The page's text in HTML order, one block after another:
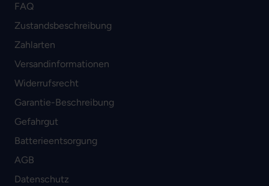
FAQ
Zustandsbeschreibung
Zahlarten
Versandinformationen
Widerrufsrecht
Garantie-Beschreibung
Gefahrgut
Batterieentsorgung
AGB
Datenschutz